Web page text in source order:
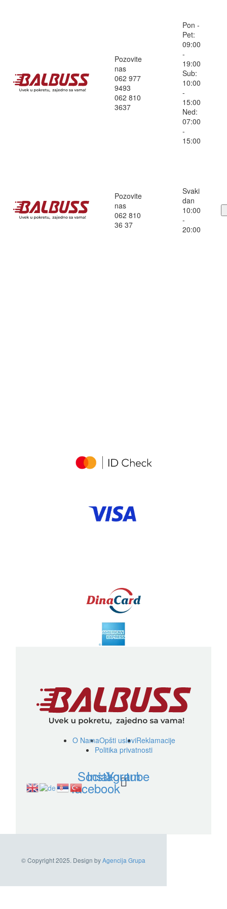
Pozovite
nas
062 977
9493
062 810
3637
Pon -
Pet:
09:00
-
19:00
Sub:
10:00
-
15:00
Ned:
07:00
-
15:00
Pozovite
nas
062 810
36 37
Svaki
dan
10:00
-
20:00
O NamaOpšti usloviReklamacije
Politika privatnosti
Social-
facebook
Instagram
Youtube
© Copyright 2025. Design byAgencija Grupa